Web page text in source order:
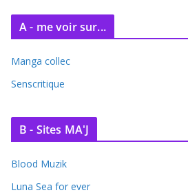
A - me voir sur...
Manga collec
Senscritique
B - Sites MA'J
Blood Muzik
Luna Sea for ever